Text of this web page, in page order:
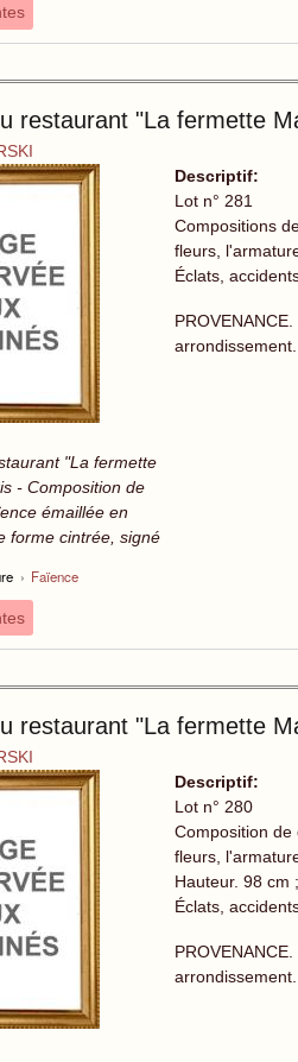
restaurant "La fermette
"La fermette
- Composition de
émaillée en
forme cintrée, signé
› Faïence
Descriptif:
Lot n° 281
Compositions
fleurs,
Éclats,
restaurant "La fermette
Descriptif:
Lot n° 280
Composition
fleurs,
Hauteur. 98 cm
Éclats,